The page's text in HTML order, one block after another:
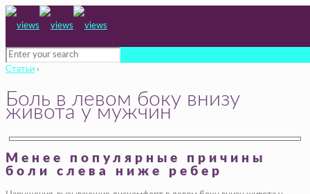
Статьи ›
Боль в левом боку внизу
живота у мужчин
Менее популярные причины
боли слева ниже ребер